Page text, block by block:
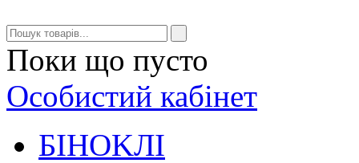
Поки що пусто
Особистий кабінет
БIHOKЛI